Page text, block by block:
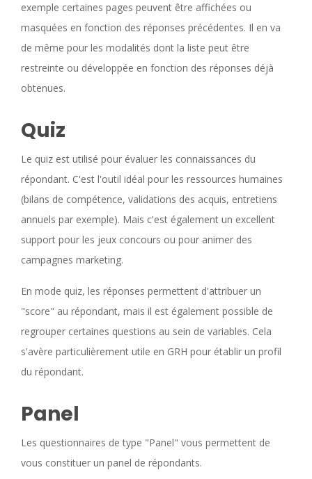
exemple certaines pages peuvent être affichées ou
masquées en fonction des réponses précédentes. Il en va
de même pour les modalités dont la liste peut être
restreinte ou développée en fonction des réponses déjà
obtenues.
Quiz
Le quiz est utilisé pour évaluer les connaissances du
répondant. C'est l'outil idéal pour les ressources humaines
(bilans de compétence, validations des acquis, entretiens
annuels par exemple). Mais c'est également un excellent
support pour les jeux concours ou pour animer des
campagnes marketing.
En mode quiz, les réponses permettent d'attribuer un
"score" au répondant, mais il est également possible de
regrouper certaines questions au sein de variables. Cela
s'avère particulièrement utile en GRH pour établir un profil
du répondant.
Panel
Les questionnaires de type "Panel" vous permettent de
vous constituer un panel de répondants.